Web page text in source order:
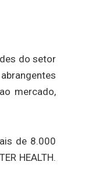
do setor
mercado,
de 8.000
HEALTH.